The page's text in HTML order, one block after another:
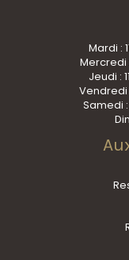
Mardi :
Mercredi
Jeudi :
Vendredi
Samedi :